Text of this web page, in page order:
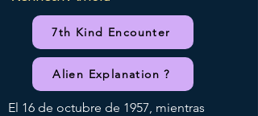
7th Kind Encounter
Alien Explanation ?
El 16 de octubre de 1957, mientras